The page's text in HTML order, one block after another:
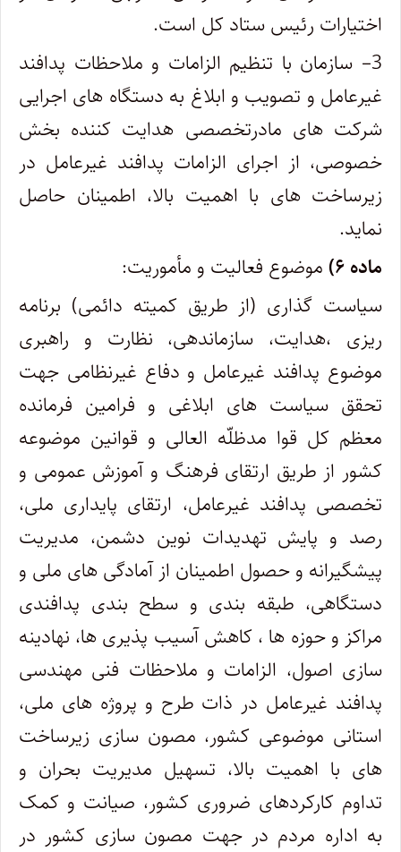
اختیارات رئیس ستاد کل است.
3– سازمان با تنظیم الزامات و ملاحظات پدافند
غیرعامل و تصویب و ابلاغ به دستگاه های اجرایی
شرکت های مادرتخصصی هدایت کننده بخش
خصوصی، از اجرای الزامات پدافند غیرعامل در
زیرساخت های با اهمیت بالا، اطمینان حاصل
نماید.
ماده ۶)
موضوع فعالیت و مأموریت:
سیاست گذاری (از طریق کمیته دائمی) برنامه
ریزی ،هدایت، سازماندهی، نظارت و راهبری
موضوع پدافند غیرعامل و دفاع غیرنظامی جهت
تحقق سیاست های ابلاغی و فرامین فرمانده
معظم کل قوا مدظلّه العالی و قوانین موضوعه
کشور از طریق ارتقای فرهنگ و آموزش عمومی و
تخصصی پدافند غیرعامل، ارتقای پایداری ملی،
رصد و پایش تهدیدات نوین دشمن، مدیریت
پیشگیرانه و حصول اطمینان از آمادگی های ملی و
دستگاهی، طبقه بندی و سطح بندی پدافندی
مراکز و حوزه ها ، کاهش آسیب پذیری ها، نهادینه
سازی اصول، الزامات و ملاحظات فنی مهندسی
پدافند غیرعامل در ذات طرح و پروژه های ملی،
استانی موضوعی کشور، مصون سازی زیرساخت
های با اهمیت بالا، تسهیل مدیریت بحران و
تداوم کارکردهای ضروری کشور، صیانت و کمک
به اداره مردم در جهت مصون سازی کشور در